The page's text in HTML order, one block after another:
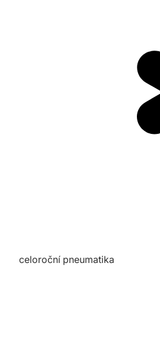
celoroční pneumatika